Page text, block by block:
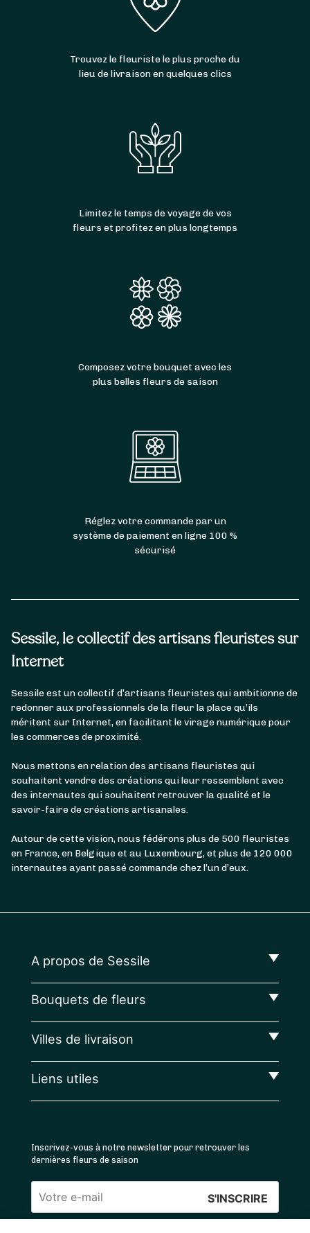
Sessile, le collectif des artisans fleuristes sur
Internet
Sessile est un collectif d’artisans fleuristes qui ambitionne de
redonner aux professionnels de la fleur la place qu’ils
méritent sur Internet, en facilitant le virage numérique pour
les commerces de proximité.
Nous mettons en relation des artisans fleuristes qui
souhaitent vendre des créations qui leur ressemblent avec
des internautes qui souhaitent retrouver la qualité et le
savoir-faire de créations artisanales.
Autour de cette vision, nous fédérons plus de 500 fleuristes
en France, en Belgique et au Luxembourg, et plus de 120 000
internautes ayant passé commande chez l’un d’eux.
Trouvez le fleuriste le plus proche du
lieu de livraison en quelques clics
Limitez le temps de voyage de vos
fleurs et profitez en plus longtemps
Composez votre bouquet avec les
plus belles fleurs de saison
Réglez votre commande par un
système de paiement en ligne 100 %
sécurisé
A propos de Sessile
Bouquets de fleurs
Villes de livraison
Liens utiles
Inscrivez-vous à notre newsletter pour retrouver les
dernières fleurs de saison
Veuillez